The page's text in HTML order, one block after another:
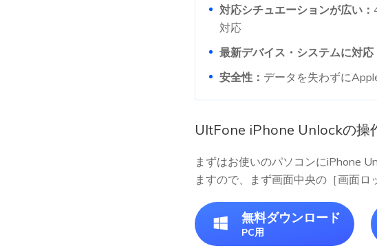
対応シチュエーションが広い：
対応
最新デバイス・システムに対応
安全性： データを失わずに
UltFone iPhone Unlockの操
まずはお使いのパソコンにiPhone
ますので、まず画面中央の［画面ロ
無料ダウンロード
PC用